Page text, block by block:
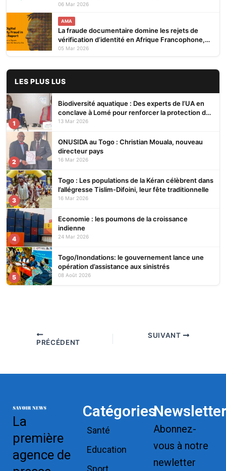
06 Mar 2026
AMA
La fraude documentaire domine les rejets de
vérification d’identité en Afrique Francophone,
selon le rapport 2026 de Smile ID
05 Mar 2026
LES PLUS LUS
1
Biodiversité aquatique : Des experts de l’UA en
conclave à Lomé pour renforcer la protection des
écosystèmes
13 Mar 2026
2
ONUSIDA au Togo : Christian Mouala, nouveau
directeur pays
16 Mar 2026
3
Togo : Les populations de la Kéran célèbrent dans
l’allégresse Tislim-Difoini, leur fête traditionnelle
16 Mar 2026
4
Economie : les poumons de la croissance
indienne
24 Mar 2026
5
Togo/Inondations: le gouvernement lance une
opération d’assistance aux sinistrés
08 Août 2026
PRÉCÉDENT
SUIVANT
La
première
agence de
Catégories
Santé
Education
Sport
Newsletter
Abonnez-
vous à notre
newletter